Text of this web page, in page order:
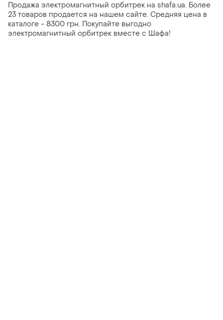
Продажа электромагнитный орбитрек на shafa.ua. Более
23 товаров продается на нашем сайте. Средняя цена в
каталоге - 8300 грн. Покупайте выгодно
электромагнитный орбитрек вместе с Шафа!